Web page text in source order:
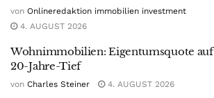
von Onlineredaktion immobilien investment
4. AUGUST 2026
Wohnimmobilien: Eigentumsquote auf
20-Jahre-Tief
von Charles Steiner 4. AUGUST 2026